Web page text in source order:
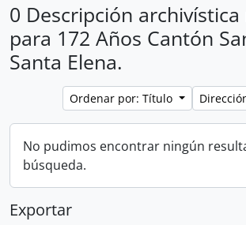
0 Descripción
para 172 Años Cantón
Santa Elena.
Ordenar por: Título
No pudimos encontrar ningún
búsqueda.
Exportar